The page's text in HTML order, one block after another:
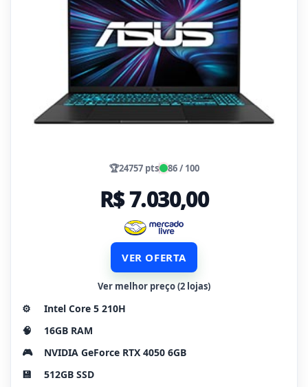
🏆24757 pts 86 / 100
R$ 7.030,00
VER OFERTA
Ver melhor preço (2 lojas)
⚙️
Intel Core 5 210H
🧠
16GB RAM
🎮
NVIDIA GeForce RTX 4050 6GB
💾
512GB SSD